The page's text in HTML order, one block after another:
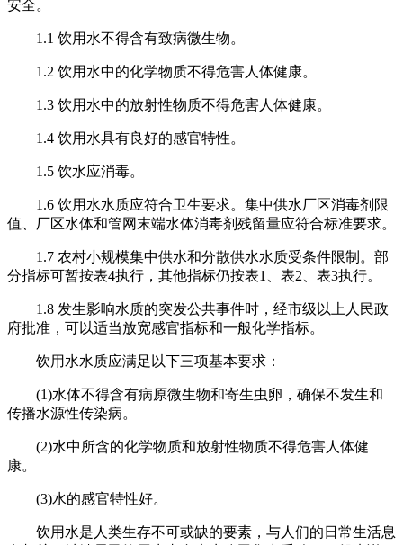
安全。
1.1 饮用水不得含有致病微生物。
1.2 饮用水中的化学物质不得危害人体健康。
1.3 饮用水中的放射性物质不得危害人体健康。
1.4 饮用水具有良好的感官特性。
1.5 饮水应消毒。
1.6 饮用水水质应符合卫生要求。集中供水厂区消毒剂限
值、厂区水体和管网末端水体消毒剂残留量应符合标准要求。
1.7 农村小规模集中供水和分散供水水质受条件限制。部
分指标可暂按表4执行，其他指标仍按表1、表2、表3执行。
1.8 发生影响水质的突发公共事件时，经市级以上人民政
府批准，可以适当放宽感官指标和一般化学指标。
饮用水水质应满足以下三项基本要求：
(1)水体不得含有病原微生物和寄生虫卵，确保不发生和
传播水源性传染病。
(2)水中所含的化学物质和放射性物质不得危害人体健
康。
(3)水的感官特性好。
饮用水是人类生存不可或缺的要素，与人们的日常生活息